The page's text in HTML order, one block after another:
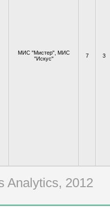
МИС "Мистер", МИС
"Искус"
7 3
Analytics, 2012